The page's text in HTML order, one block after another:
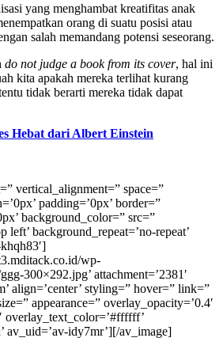
yang menghambat kreatifitas anak
orang di suatu posisi atau
salah memandang potensi seseorang.
do not judge a book from its cover, hal ini
kita apakah mereka terlihat kurang
tidak berarti mereka tidak dapat
Hebat dari Albert Einstein
vertical_alignment=” space=”
padding=’0px’ border=”
background_color=” src=”
left’ background_repeat=’no-repeat’
wp-
300×292.jpg’ attachment=’2381′
align=’center’ styling=” hover=” link=”
appearance=” overlay_opacity=’0.4′
overlay_text_color=’#ffffff’
av_uid=’av-idy7mr’][/av_image]